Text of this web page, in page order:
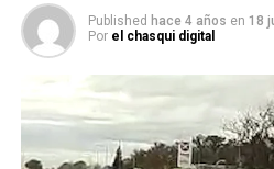
Published hace 4 años en 18
Por el chasqui digital